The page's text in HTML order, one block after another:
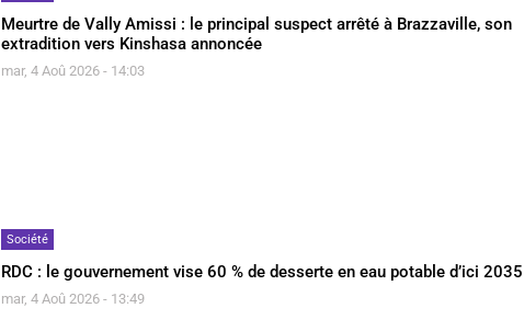
Meurtre de Vally Amissi : le principal suspect arrêté à Brazzaville, son
extradition vers Kinshasa annoncée
mar, 4 Aoû 2026 - 14:03
Société
RDC : le gouvernement vise 60 % de desserte en eau potable d’ici 2035
mar, 4 Aoû 2026 - 13:49